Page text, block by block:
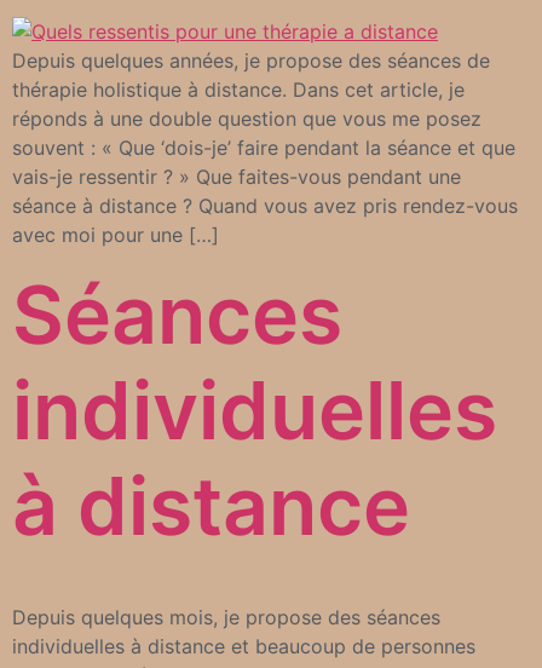
Depuis quelques années, je propose des séances de
thérapie holistique à distance. Dans cet article, je
réponds à une double question que vous me posez
souvent : « Que ‘dois-je’ faire pendant la séance et que
vais-je ressentir ? » Que faites-vous pendant une
séance à distance ? Quand vous avez pris rendez-vous
avec moi pour une […]
Séances
individuelles
à distance
Depuis quelques mois, je propose des séances
individuelles à distance et beaucoup de personnes